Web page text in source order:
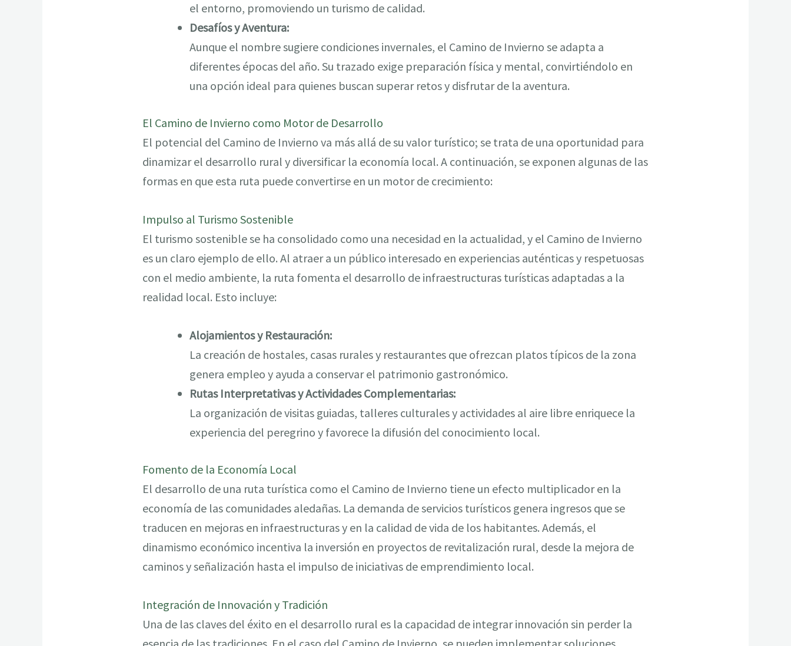
el entorno, promoviendo un turismo de calidad.
Desafíos y Aventura:
Aunque el nombre sugiere condiciones invernales, el Camino de Invierno se adapta a
diferentes épocas del año. Su trazado exige preparación física y mental, convirtiéndolo en
una opción ideal para quienes buscan superar retos y disfrutar de la aventura.
El Camino de Invierno como Motor de Desarrollo
El potencial del Camino de Invierno va más allá de su valor turístico; se trata de una oportunidad para
dinamizar el desarrollo rural y diversificar la economía local. A continuación, se exponen algunas de las
formas en que esta ruta puede convertirse en un motor de crecimiento:
Impulso al Turismo Sostenible
El turismo sostenible se ha consolidado como una necesidad en la actualidad, y el Camino de Invierno
es un claro ejemplo de ello. Al atraer a un público interesado en experiencias auténticas y respetuosas
con el medio ambiente, la ruta fomenta el desarrollo de infraestructuras turísticas adaptadas a la
realidad local. Esto incluye:
Alojamientos y Restauración:
La creación de hostales, casas rurales y restaurantes que ofrezcan platos típicos de la zona
genera empleo y ayuda a conservar el patrimonio gastronómico.
Rutas Interpretativas y Actividades Complementarias:
La organización de visitas guiadas, talleres culturales y actividades al aire libre enriquece la
experiencia del peregrino y favorece la difusión del conocimiento local.
Fomento de la Economía Local
El desarrollo de una ruta turística como el Camino de Invierno tiene un efecto multiplicador en la
economía de las comunidades aledañas. La demanda de servicios turísticos genera ingresos que se
traducen en mejoras en infraestructuras y en la calidad de vida de los habitantes. Además, el
dinamismo económico incentiva la inversión en proyectos de revitalización rural, desde la mejora de
caminos y señalización hasta el impulso de iniciativas de emprendimiento local.
Integración de Innovación y Tradición
Una de las claves del éxito en el desarrollo rural es la capacidad de integrar innovación sin perder la